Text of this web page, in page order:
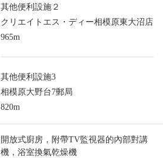
其他便利設施２
クリエイトエス・ディー相模原東大沼店
965m
其他便利設施3
相模原大野台7郵局
820m
開放式廚房，附帶TV監視器的內部對講
機，浴室換氣乾燥機